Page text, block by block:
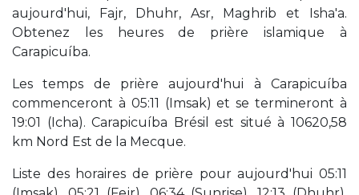
aujourd'hui, Fajr, Dhuhr, Asr, Maghrib et Isha'a.
Obtenez les heures de prière islamique à
Carapicuíba.
Les temps de prière aujourd'hui à Carapicuíba
commenceront à 05:11 (Imsak) et se termineront à
19:01 (Icha). Carapicuíba Brésil est situé à 10620,58
km Nord Est de la Mecque.
Liste des horaires de prière pour aujourd'hui 05:11